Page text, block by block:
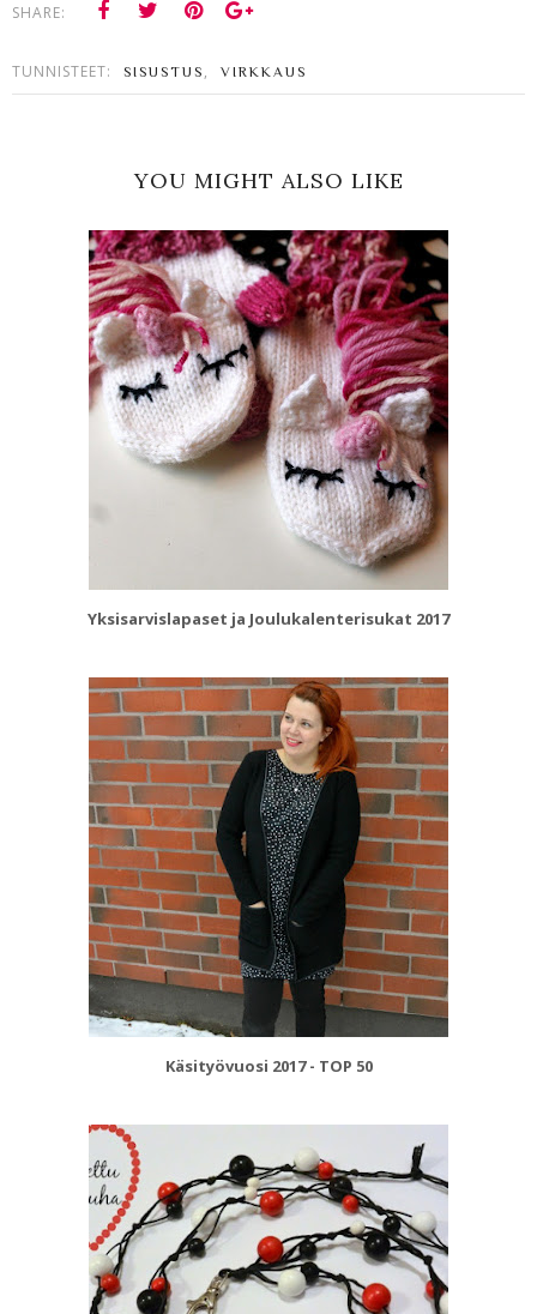
SHARE:
TUNNISTEET: SISUSTUS , VIRKKAUS
YOU MIGHT ALSO LIKE
Yksisarvislapaset ja Joulukalenterisukat 2017
Käsityövuosi 2017 - TOP 50